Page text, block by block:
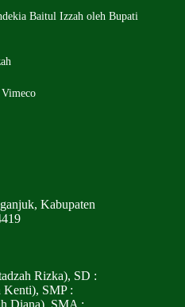
Baitul Izzah oleh Bupati
Kabupaten
Rizka), SD :
Kenti), SMP :